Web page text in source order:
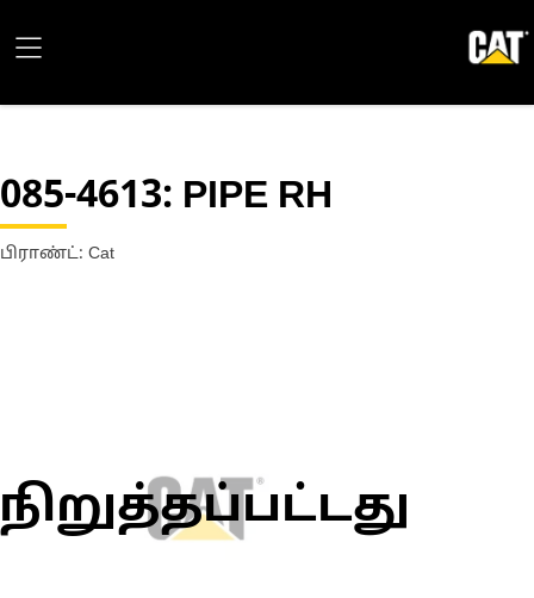
085-4613: PIPE RH
பிராண்ட்: Cat
நிறுத்தப்பட்டது